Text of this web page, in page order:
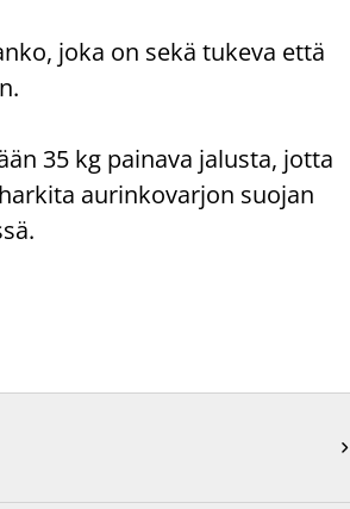
joka on sekä tukeva että
35 kg painava jalusta, jotta
aurinkovarjon suojan
